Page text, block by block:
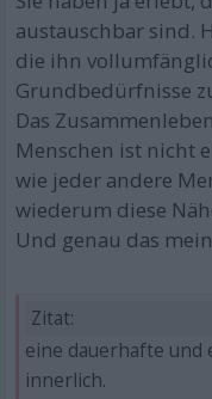
austauschbar sind.
die ihn
Grundbedürfnisse
Das
Menschen ist nicht
wie jeder andere
wiederum diese
Und genau das
Zitat:
eine dauerhafte und
innerlich.